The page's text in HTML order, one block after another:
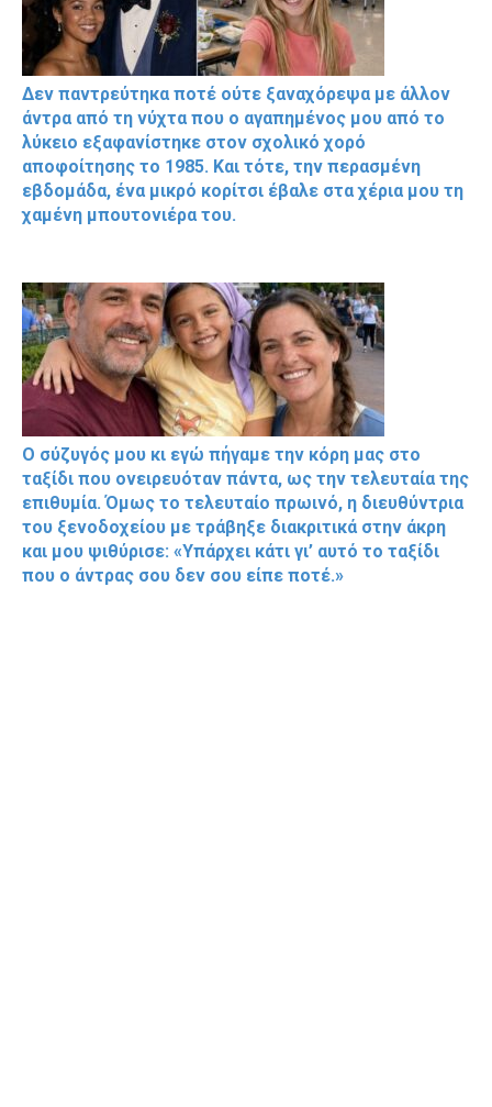
Δεν παντρεύτηκα ποτέ ούτε ξαναχόρεψα με άλλον
άντρα από τη νύχτα που ο αγαπημένος μου από το
λύκειο εξαφανίστηκε στον σχολικό χορό
αποφοίτησης το 1985. Και τότε, την περασμένη
εβδομάδα, ένα μικρό κορίτσι έβαλε στα χέρια μου τη
χαμένη μπουτονιέρα του.
Ο σύζυγός μου κι εγώ πήγαμε την κόρη μας στο
ταξίδι που ονειρευόταν πάντα, ως την τελευταία της
επιθυμία. Όμως το τελευταίο πρωινό, η διευθύντρια
του ξενοδοχείου με τράβηξε διακριτικά στην άκρη
και μου ψιθύρισε: «Υπάρχει κάτι γι’ αυτό το ταξίδι
που ο άντρας σου δεν σου είπε ποτέ.»